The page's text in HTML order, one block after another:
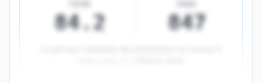
84.2 847